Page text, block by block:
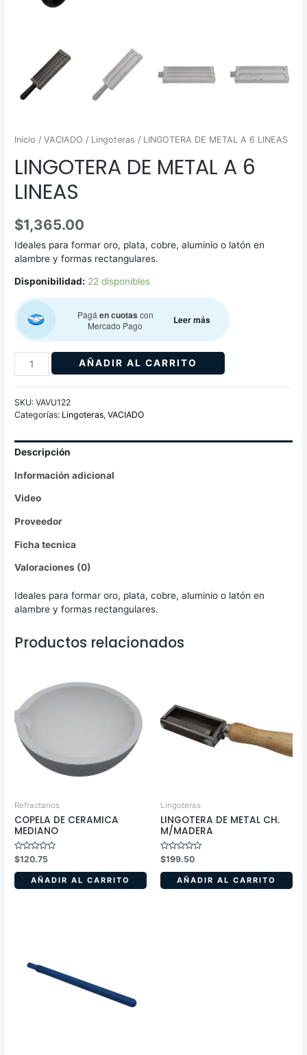
Inicio /VACIADO / Lingoteras / LINGOTERA DE METAL A 6 LINEAS
LINGOTERA DE METAL A 6
LINEAS
$1,365.00
Ideales para formar oro, plata, cobre, aluminio o latón en
alambre y formas rectangulares.
Disponibilidad: 22 disponibles
Pagá en cuotas con
Mercado Pago
Leer más
AÑADIR AL CARRITO
SKU:VAVU122
Categorías: Lingoteras,VACIADO
Descripción
Información adicional
Video
Proveedor
Ficha tecnica
Valoraciones (0)
Ideales para formar oro, plata, cobre, aluminio o latón en
alambre y formas rectangulares.
Productos relacionados
Refractarios
COPELA DE CERAMICA
MEDIANO
Valorado
en
0
5
$120.75
AÑADIR AL CARRITO
Lingoteras
LINGOTERA DE METAL CH.
M/MADERA
Valorado
en
0
5
$199.50
AÑADIR AL CARRITO